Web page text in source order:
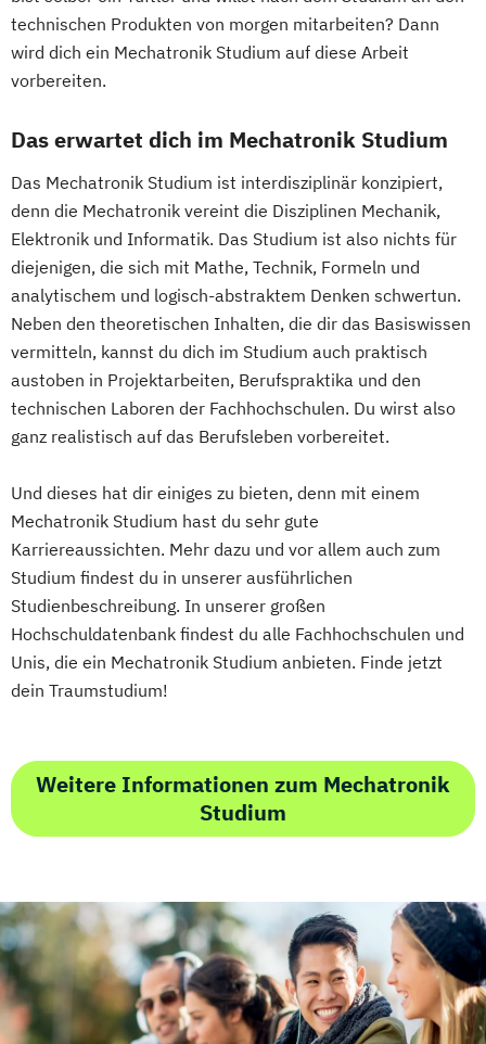
Nachhaltige Produktion &
Personal
Produktmarketing & Projektmanagement
Lehrende des Exekutivdienstes
Radiologietechnologie
Regenerative Energiesysteme &
technisches Energiemanagement
Robotik
Softwaretechnik & Digitaler Systembau
Strategisches Marketing &
Kampagnenmanagement
Strategisches Sicherheitsmanagement
Transformation (EN)
Training & Sport
Vorbereitungslehrgang Bachelor (Studieren
ohne Matura)
Wirtschaftsberatung
Wirtschaftsingenieur
Klimabewusste Gebäudetechnik
Leistungselektronik Maschinenbau
Maschinenbau - Digitalisierte
Mechatronik und Robotik
Medical Engineering & eHealth
Nachhaltige Umwelt- und
Bioprozesstechnik
Projekt und Prozessmanagement
Quantum Engineering
Robotics Engineering
Rolling Stock Engineering
Software Engineering Sports Technology
Tissue Engineering and Regenerative
Medicine
Wasserstofftechnik Web-Development
Ökotoxikologie & Umweltmanagement
technischen Produkten von morgen mitarbeiten? Dann
wird dich ein Mechatronik Studium auf diese Arbeit
vorbereiten.
Das erwartet dich im Mechatronik Studium
Das Mechatronik Studium ist interdisziplinär konzipiert,
denn die Mechatronik vereint die Disziplinen Mechanik,
Elektronik und Informatik. Das Studium ist also nichts für
diejenigen, die sich mit Mathe, Technik, Formeln und
analytischem und logisch-abstraktem Denken schwertun.
Neben den theoretischen Inhalten, die dir das Basiswissen
vermitteln, kannst du dich im Studium auch praktisch
austoben in Projektarbeiten, Berufspraktika und den
technischen Laboren der Fachhochschulen. Du wirst also
ganz realistisch auf das Berufsleben vorbereitet.
Und dieses hat dir einiges zu bieten, denn mit einem
Mechatronik Studium hast du sehr gute
Karriereaussichten. Mehr dazu und vor allem auch zum
Studium findest du in unserer ausführlichen
Studienbeschreibung. In unserer großen
Hochschuldatenbank findest du alle Fachhochschulen und
Unis, die ein Mechatronik Studium anbieten. Finde jetzt
dein Traumstudium!
Weitere Informationen zum Mechatronik
Studium